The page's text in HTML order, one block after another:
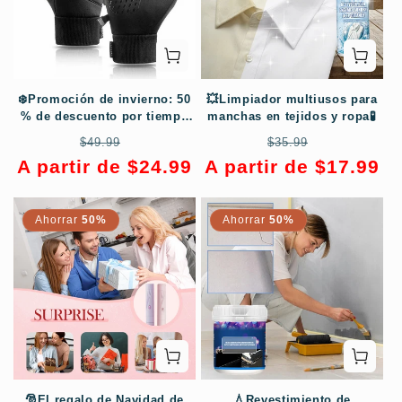
❄️Promoción de invierno: 50
% de descuento por tiempo
limitado🔥Pantalla táctil
electrostática impermeable,
guantes cálidos para el
Precio
habitual
$49.99
de
A partir de $24.99
💥Limpiador multiusos para
manchas en tejidos y ropa🧪
Precio
habitual
$35.99
de
A partir de $17.99
Ahorrar 50% Ahorrar 50%